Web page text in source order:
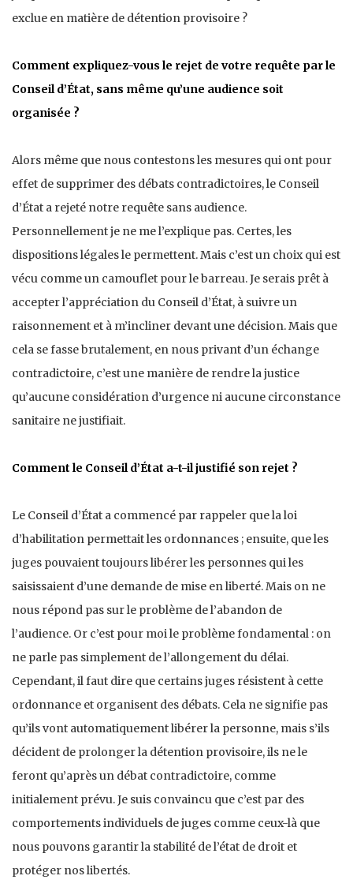
exclue en matière de détention provisoire ?
Comment expliquez-vous le rejet de votre requête par le
Conseil d’État, sans même qu’une audience soit
organisée ?
Alors même que nous contestons les mesures qui ont pour
effet de supprimer des débats contradictoires, le Conseil
d’État a rejeté notre requête sans audience.
Personnellement je ne me l’explique pas. Certes, les
dispositions légales le permettent. Mais c’est un choix qui est
vécu comme un camouflet pour le barreau. Je serais prêt à
accepter l’appréciation du Conseil d’État, à suivre un
raisonnement et à m’incliner devant une décision. Mais que
cela se fasse brutalement, en nous privant d’un échange
contradictoire, c’est une manière de rendre la justice
qu’aucune considération d’urgence ni aucune circonstance
sanitaire ne justifiait.
Comment le Conseil d’État a-t-il justifié son rejet ?
Le Conseil d’État a commencé par rappeler que la loi
d’habilitation permettait les ordonnances ; ensuite, que les
juges pouvaient toujours libérer les personnes qui les
saisissaient d’une demande de mise en liberté. Mais on ne
nous répond pas sur le problème de l’abandon de
l’audience. Or c’est pour moi le problème fondamental : on
ne parle pas simplement de l’allongement du délai.
Cependant, il faut dire que certains juges résistent à cette
ordonnance et organisent des débats. Cela ne signifie pas
qu’ils vont automatiquement libérer la personne, mais s’ils
décident de prolonger la détention provisoire, ils ne le
feront qu’après un débat contradictoire, comme
initialement prévu. Je suis convaincu que c’est par des
comportements individuels de juges comme ceux-là que
nous pouvons garantir la stabilité de l’état de droit et
protéger nos libertés.